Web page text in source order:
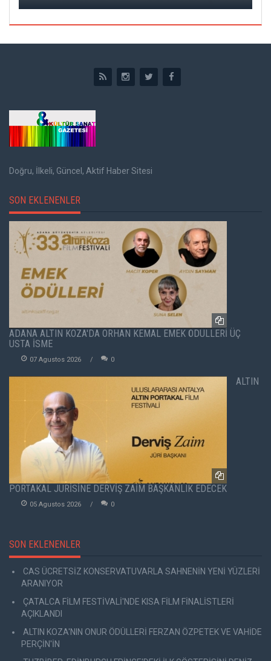
Doğru, İlkeli, Güncel, Aktif Haber Sitesi
SON EKLENENLER
ADANA ALTIN KOZA'DA ORHAN KEMAL EMEK ÖDÜLLERİ ÜÇ
USTA İSME
07 Agustos 2026 0
ALTIN
PORTAKAL JÜRİSİNE DERVİŞ ZAİM BAŞKANLIK EDECEK
05 Agustos 2026 0
SON EKLENENLER
CAS ÜCRETSİZ KONSERVATUVARLA SAHNENİN YENİ YÜZLERİ
ARANIYOR
ÇATALCA FİLM FESTİVALİ'NDE KISA FİLM FİNALİSTLERİ
AÇIKLANDI
ALTIN KOZA'NIN ONUR ÖDÜLLERİ FERZAN ÖZPETEK VE VAHİDE
PERÇİN'İN